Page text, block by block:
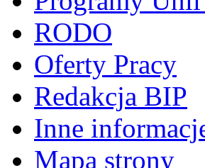
RODO
Oferty Pracy
Redakcja BIP
Inne
Mapa strony